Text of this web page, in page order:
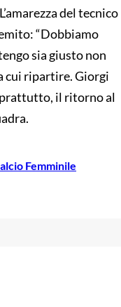
del tecnico
“Dobbiamo
sia giusto non
cui ripartire. Giorgi
il ritorno al
Femminile